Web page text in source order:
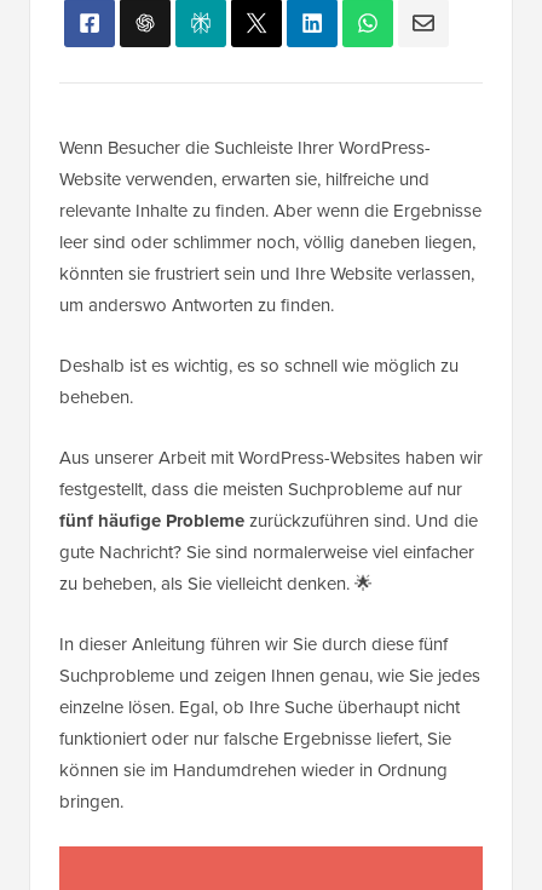
Wenn Besucher die Suchleiste Ihrer WordPress-
Website verwenden, erwarten sie, hilfreiche und
relevante Inhalte zu finden. Aber wenn die Ergebnisse
leer sind oder schlimmer noch, völlig daneben liegen,
könnten sie frustriert sein und Ihre Website verlassen,
um anderswo Antworten zu finden.
Deshalb ist es wichtig, es so schnell wie möglich zu
beheben.
Aus unserer Arbeit mit WordPress-Websites haben wir
festgestellt, dass die meisten Suchprobleme auf nur
fünf häufige Problemezurückzuführen sind. Und die
gute Nachricht? Sie sind normalerweise viel einfacher
zu beheben, als Sie vielleicht denken. 🌟
In dieser Anleitung führen wir Sie durch diese fünf
Suchprobleme und zeigen Ihnen genau, wie Sie jedes
einzelne lösen. Egal, ob Ihre Suche überhaupt nicht
funktioniert oder nur falsche Ergebnisse liefert, Sie
können sie im Handumdrehen wieder in Ordnung
bringen.